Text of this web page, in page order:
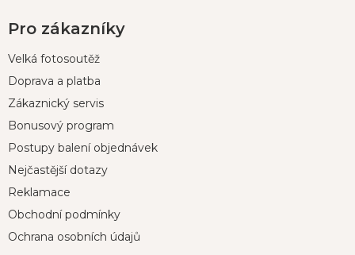
Pro zákazníky
Velká fotosoutěž
Doprava a platba
Zákaznický servis
Bonusový program
Postupy balení objednávek
Nejčastější dotazy
Reklamace
Obchodní podmínky
Ochrana osobních údajů